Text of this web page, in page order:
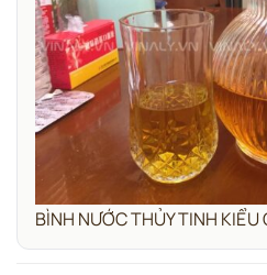
BÌNH NƯỚC THỦY TINH